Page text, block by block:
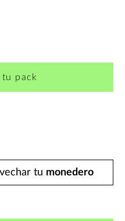
pack
tu monedero